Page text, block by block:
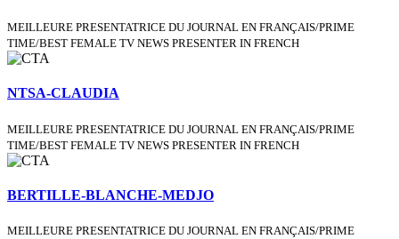
MEILLEURE PRESENTATRICE DU JOURNAL EN FRANÇAIS/PRIME
TIME/BEST FEMALE TV NEWS PRESENTER IN FRENCH
NTSA-CLAUDIA
MEILLEURE PRESENTATRICE DU JOURNAL EN FRANÇAIS/PRIME
TIME/BEST FEMALE TV NEWS PRESENTER IN FRENCH
BERTILLE-BLANCHE-MEDJO
MEILLEURE PRESENTATRICE DU JOURNAL EN FRANÇAIS/PRIME